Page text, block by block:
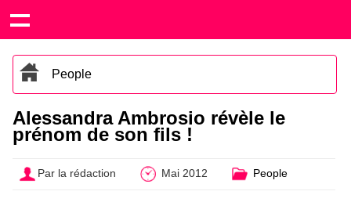
People
Alessandra Ambrosio révèle le
prénom de son fils !
Par la rédaction Mai 2012 People